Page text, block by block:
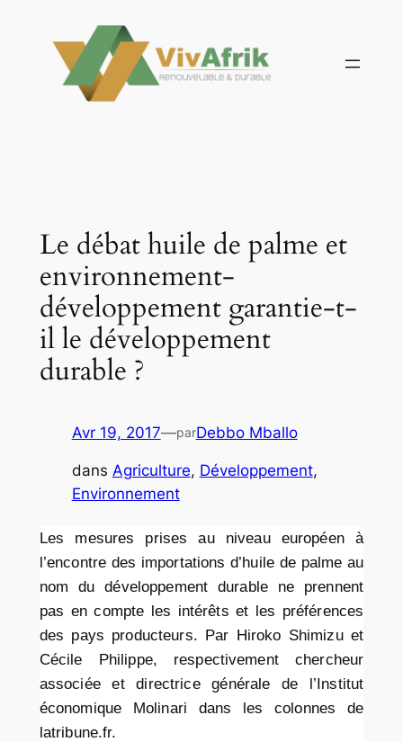
contenu
Le débat huile de palme et
environnement-
développement garantie-t-
il le développement
durable ?
Avr 19, 2017—parDebbo Mballo
dans Agriculture, Développement
Environnement
Les mesures prises au niveau européen à
l’encontre des importations d’huile de palme au
nom du développement durable ne prennent
pas en compte les intérêts et les préférences
des pays producteurs. Par Hiroko Shimizu et
Cécile Philippe, respectivement chercheur
associée et directrice générale de l’Institut
économique Molinari dans les colonnes de
latribune.fr.